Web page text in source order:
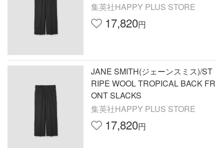
集英社HAPPY PLUS STORE
17,820円
JANE SMITH(ジェーンスミス)/ST
RIPE WOOL TROPICAL BACK FR
ONT SLACKS
集英社HAPPY PLUS STORE
17,820円